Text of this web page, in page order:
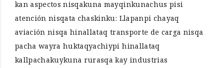
kan aspectos nisqakuna mayqinkunachus pisi
atención nisqata chaskinku: Llapanpi chayaq
aviación nisqa hinallataq transporte de carga nisqa
pacha wayra huktaqyachiypi hinallataq
kallpachakuykuna rurasqa kay industrias